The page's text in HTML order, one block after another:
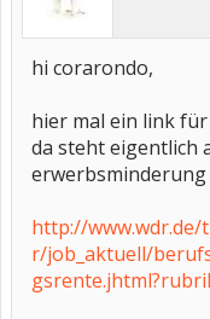
hi corarondo,
hier mal ein link für
da steht eigentlich
http://
r/job_aktuell/